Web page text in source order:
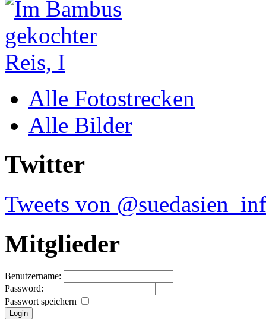
Alle Fotostrecken
Alle Bilder
Twitter
Tweets von
Mitglieder
Benutzername:
Password:
Passwort speichern